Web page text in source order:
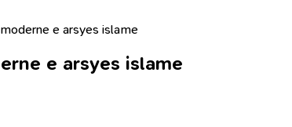
e arsyes islame
e arsyes islame